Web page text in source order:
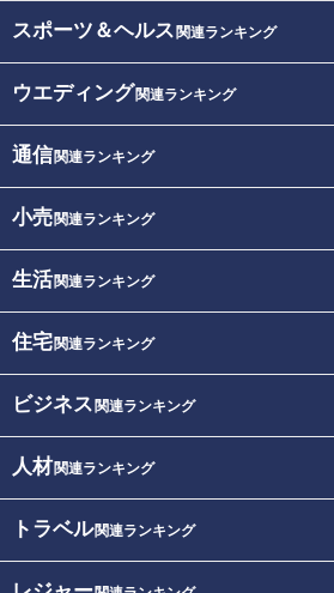
スポーツ＆ヘルス 関連ランキング
ウエディング関連ランキング
通信関連ランキング
小売関連ランキング
生活関連ランキング
住宅関連ランキング
ビジネス 関連ランキング
人材関連ランキング
トラベル関連ランキング